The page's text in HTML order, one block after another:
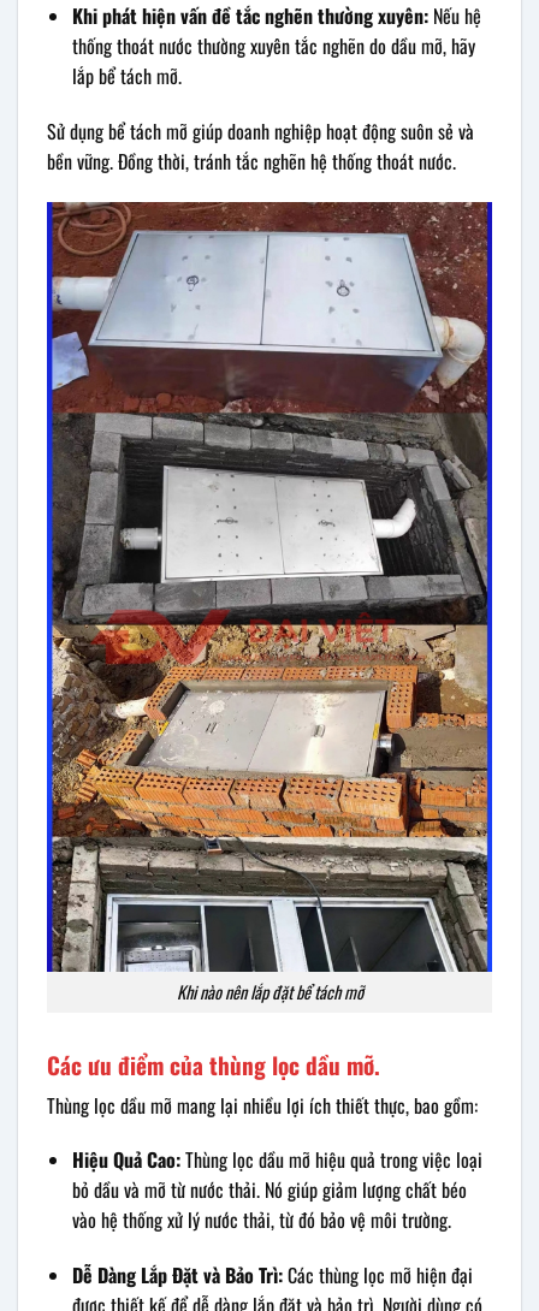
Khi phát hiện vấn đề tắc nghẽn thường xuyên:Nếu hệ
thống thoát nước thường xuyên tắc nghẽn do dầu mỡ, hãy
lắp bể tách mỡ.
Sử dụng bể tách mỡ giúp doanh nghiệp hoạt động suôn sẻ và
bền vững. Đồng thời, tránh tắc nghẽn hệ thống thoát nước.
Khi nào nên lắp đặt bể tách mỡ
Các ưu điểm của thùng lọc dầu mỡ.
Thùng lọc dầu mỡ mang lại nhiều lợi ích thiết thực, bao gồm:
Hiệu Quả Cao:Thùng lọc dầu mỡ hiệu quả trong việc loại
bỏ dầu và mỡ từ nước thải. Nó giúp giảm lượng chất béo
vào hệ thống xử lý nước thải, từ đó bảo vệ môi trường.
Dễ Dàng Lắp Đặt và Bảo Trì:Các thùng lọc mỡ hiện đại